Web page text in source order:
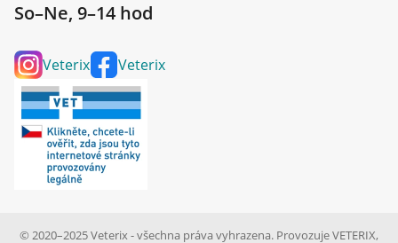
So–Ne, 9–14 hod
Veterix Veterix
© 2020–2025 Veterix - všechna práva vyhrazena. Provozuje VETERIX,